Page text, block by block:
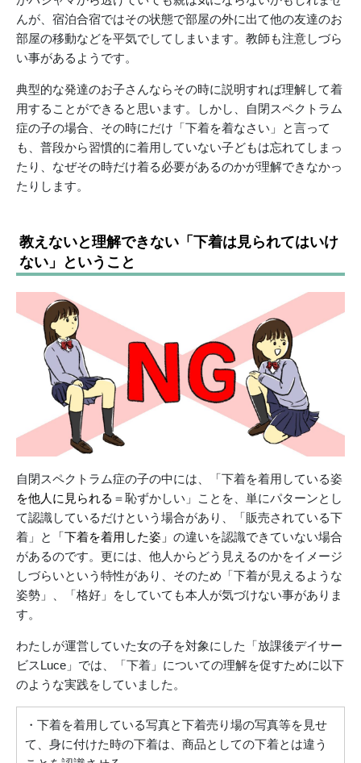
んが、宿泊合宿ではその状態で部屋の外に出て他の友達のお
部屋の移動などを平気でしてしまいます。教師も注意しづら
い事があるようです。
典型的な発達のお子さんならその時に説明すれば理解して着
用することができると思います。しかし、自閉スペクトラム
症の子の場合、その時にだけ「下着を着なさい」と言って
も、普段から習慣的に着用していない子どもは忘れてしまっ
たり、なぜその時だけ着る必要があるのかが理解できなかっ
たりします。
教えないと理解できない「下着は見られてはいけ
ない」ということ
自閉スペクトラム症の子の中には、「下着を着用している姿
を他人に見られる ＝恥ずかしい」ことを、単にパターンとし
て認識しているだけという場合があり、「販売されている下
着」と
「下着を着用した姿」 の違いを認識できていない場合
があるのです。更には、他人からどう見えるのかをイメージ
しづらいという特性があり、そのため「下着が見えるような
姿勢」、「格好」をしていても本人が気づけない事がありま
す。
わたしが運営していた女の子を対象にした「放課後デイサー
ビスLuce」では、「下着」についての理解を促すために以下
のような実践をしていました。
・下着を着用している写真と下着売り場の写真等を見せ
て、身に付けた時の下着は、商品としての下着とは違う